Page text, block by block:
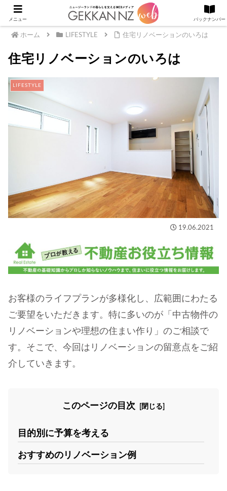
ホーム LIFESTYLE 住宅リノベーションのいろは
住宅リノベーションのいろは
LIFESTYLE
19.06.2021
お客様のライフプランが多様化し、広範囲にわたる
ご要望をいただきます。特に多いのが「中古物件の
リノベーションや理想の住まい作り」のご相談で
す。そこで、今回はリノベーションの留意点をご紹
介していきます。
このページの目次
目的別に予算を考える
おすすめのリノベーション例
メニュー バックナンバー